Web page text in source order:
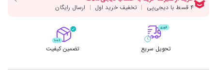
تحویل سریع تضمین کیفیت